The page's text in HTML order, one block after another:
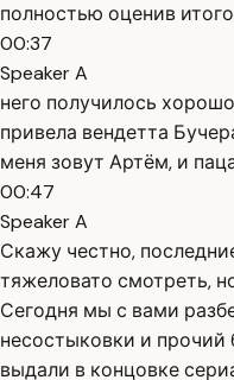
полностью оценив
00:37
Speaker A
него получилось
привела вендетта
меня зовут Артём, и
00:47
Speaker A
Скажу честно,
тяжеловато смотреть,
Сегодня мы с вами
несостыковки и прочий
выдали в концовке